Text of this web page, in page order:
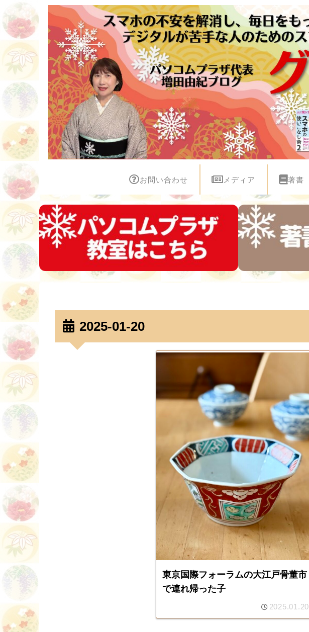
お問い合わせ メディア 著書
2025-01-20
東京国際フォーラムの大江戸骨董市
で連れ帰った子
2025.01.20